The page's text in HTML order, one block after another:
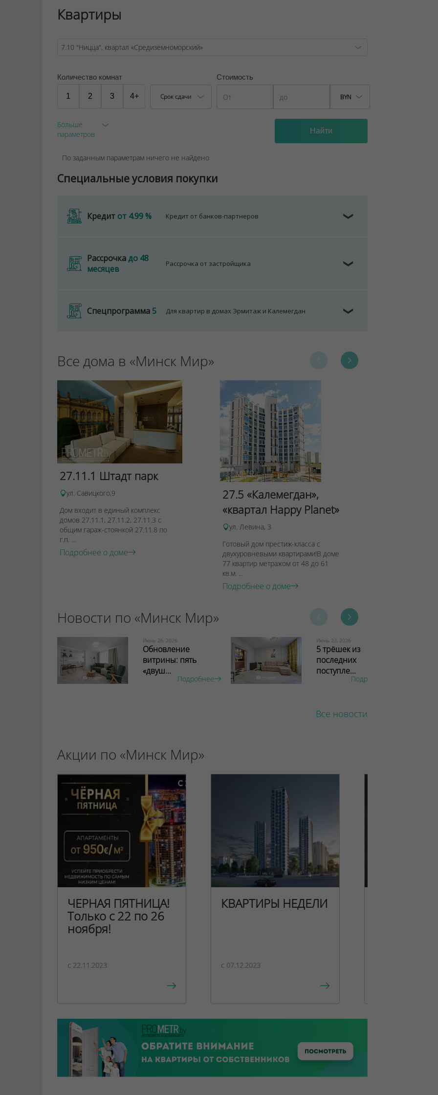
ООО "Твоя столицаконсалт", УНП 190285638, лицензия №02240/129 от 06.09.06г.
Квартиры
Количество комнат
1 2 3 4+ Срок сдачи
Стоимость
BYN
Больше
параметров
По заданным параметрам ничего не найдено
Специальные условия покупки
Кредит от 4.99 % Кредит от банков-партнеров ❯
Рассрочкадо 48
месяцев
Рассрочка от застройщика ❯
Спецпрограмма5 Для квартир в домах Эрмитаж и Калемегдан ❯
Все дома в «Минск Мир»
27.11.1 Штадт парк
ул. Савицкого,9
Дом входит в единый комплекс
домов 27.11.1, 27.11.2, 27.11.3 с
общим гараж-стоянкой 27.11.8 по
г.п. ...
Подробнее о доме
27.5 «Калемегдан»,
«квартал Happy Planet»
ул. Левина, 3
Готовый дом престиж-класса с
двухуровневыми квартирами!В доме
77 квартир метражом от 48 до 61
кв.м. ...
Подробнее о доме
Новости по «Минск Мир»
Июнь 26, 2026
Обновление
витрины: пять
«двуш...
Подробнее
Июнь 22, 2026
5 трёшек из
последних
поступле...
Подробнее
Все новости
Акции по «Минск Мир»
ЧЕРНАЯ ПЯТНИЦА!
Только с 22 по 26
ноября!
c 22.11.2023
КВАРТИРЫ НЕДЕЛИ
c 07.12.2023